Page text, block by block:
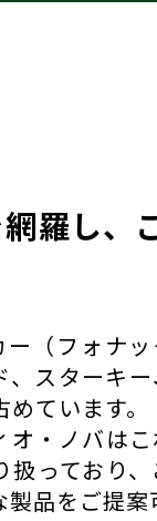
羅し、
（フォナ
、スターキ
ています。
・ノバは
扱っており
品をご提案